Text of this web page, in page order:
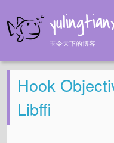
玉令天下的博客
Home
Archives
Tags
Hook
Libffi